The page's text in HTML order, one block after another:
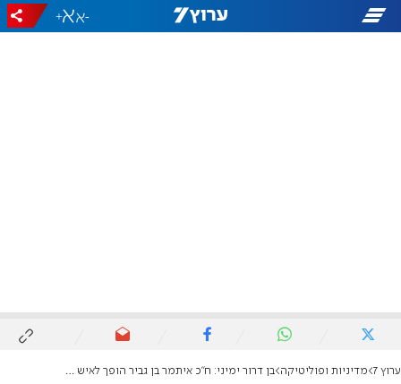
-
+
ערוץ 7 מדיניות ופוליטיקה בן דרור ימיני: ח"כ איתמר בן גביר הופך לאיש החזק והבולט של הימין